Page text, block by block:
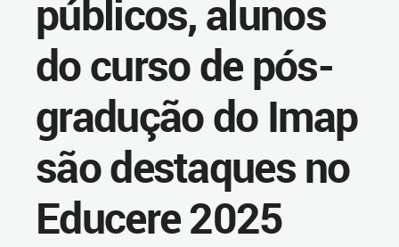
públicos, alunos
do curso de pós-
gradução do Imap
são destaques no
Educere 2025